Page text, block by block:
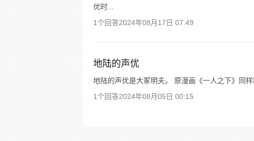
优时...
1个回答2024年08月17日 07:49
地陆的声优
地陆的声优是大冢明夫。 原漫画《一人之下》同
1个回答2024年08月05日 00:15